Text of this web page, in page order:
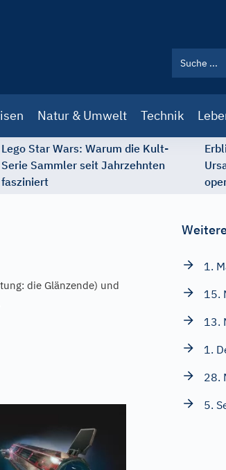
Natur & Umwelt Technik
Lego Star Wars: Warum die Kult-
Serie Sammler seit Jahrzehnten
fasziniert
die Glänzende) und
1.
15.
13.
1.
28.
5.